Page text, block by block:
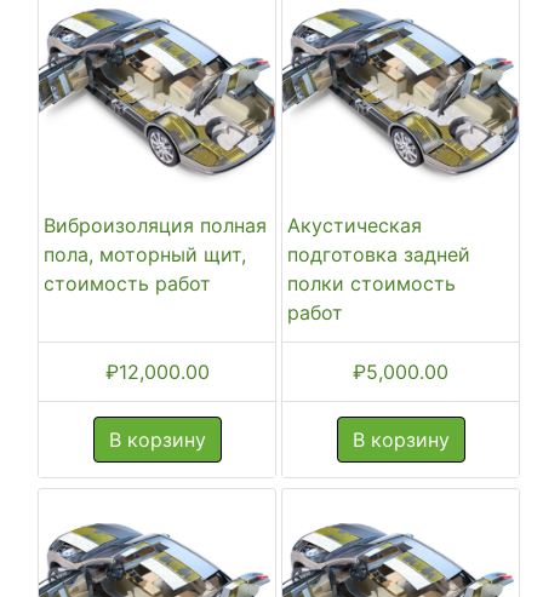
Виброизоляция полная
пола, моторный щит,
стоимость работ
₽12,000.00
В корзину
Акустическая
подготовка задней
полки стоимость
работ
₽5,000.00
В корзину